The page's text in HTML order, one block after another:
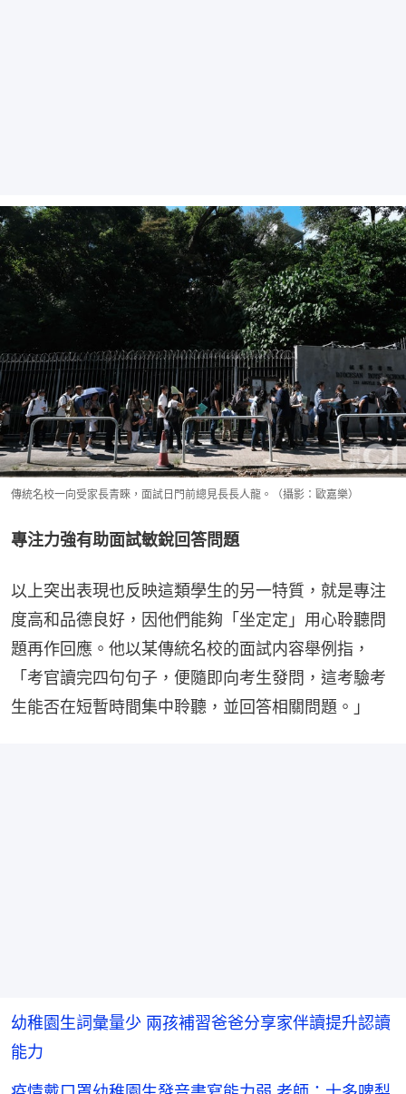
傳統名校一向受家長青睞，面試日門前總見長長人龍。（攝影：歐嘉樂）
專注力強有助面試敏銳回答問題
以上突出表現也反映這類學生的另一特質，就是專注
度高和品德良好，因他們能夠「坐定定」用心聆聽問
題再作回應。他以某傳統名校的面試内容舉例指，
「考官讀完四句句子，便隨即向考生發問，這考驗考
生能否在短暫時間集中聆聽，並回答相關問題。」
幼稚園生詞彙量少 兩孩補習爸爸分享家伴讀提升認讀
能力